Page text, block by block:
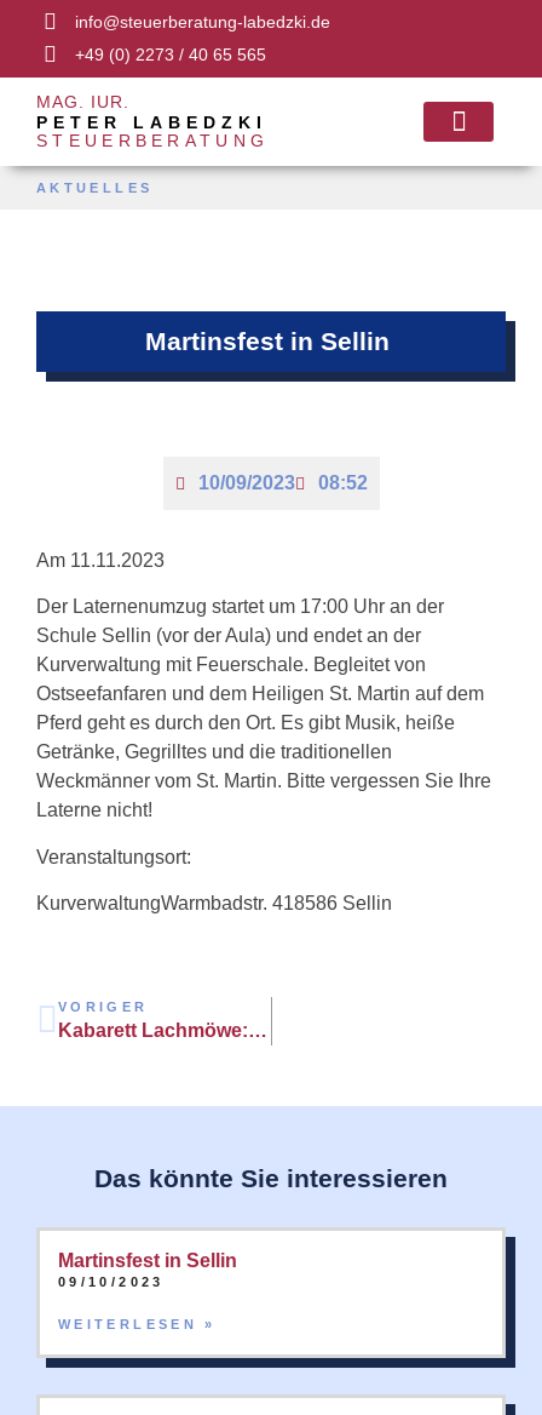
info@steuerberatung-labedzki.de
+49 (0) 2273 / 40 65 565
MAG. IUR.
PETER LABEDZKI
STEUERBERATUNG
AKTUELLES
Martinsfest in Sellin
10/09/2023 08:52
Am 11.11.2023
Der Laternenumzug startet um 17:00 Uhr an der
Schule Sellin (vor der Aula) und endet an der
Kurverwaltung mit Feuerschale. Begleitet von
Ostseefanfaren und dem Heiligen St. Martin auf dem
Pferd geht es durch den Ort. Es gibt Musik, heiße
Getränke, Gegrilltes und die traditionellen
Weckmänner vom St. Martin. Bitte vergessen Sie Ihre
Laterne nicht!
Veranstaltungsort:
KurverwaltungWarmbadstr. 418586 Sellin
VORIGER
Kabarett Lachmöwe: Opa chattet
Das könnte Sie interessieren
Martinsfest in Sellin
09/10/2023
WEITERLESEN »